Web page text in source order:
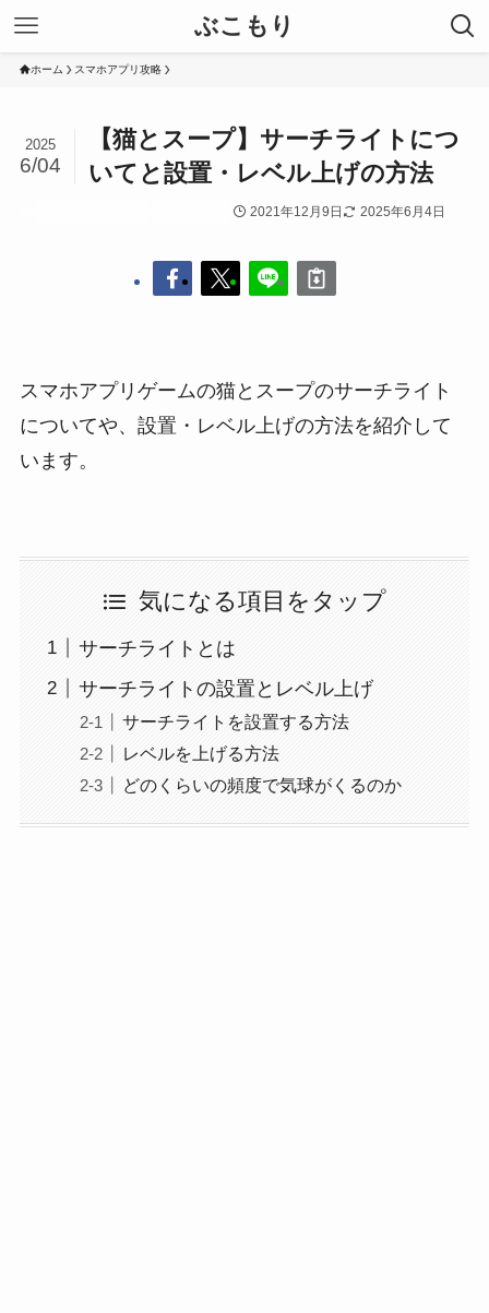
ぶこもり
ホーム スマホアプリ攻略
【猫とスープ】サーチライトにつ
いてと設置・レベル上げの方法
2025
6/04
2021年12月9日 2025年6月4日
スマホアプリゲームの猫とスープのサーチライト
についてや、設置・レベル上げの方法を紹介して
います。
気になる項目をタップ
サーチライトとは
サーチライトの設置とレベル上げ
サーチライトを設置する方法
レベルを上げる方法
どのくらいの頻度で気球がくるのか